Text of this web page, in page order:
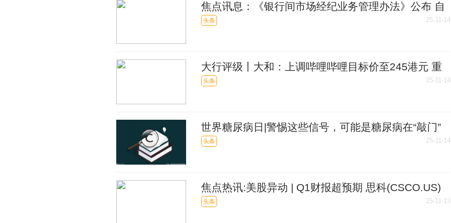
焦点讯息：《银行间市场经纪业务管理办法》公布 自
2026年1月1日起实施
头条 25-11-14
大行评级丨大和：上调哔哩哔哩目标价至245港元 重
申“买入”评级-今日观点
头条 25-11-14
世界糖尿病日|警惕这些信号，可能是糖尿病在“敲门”
前沿热点
头条 25-11-14
焦点热讯:美股异动 | Q1财报超预期 思科(CSCO.US)
盘前涨近7%
头条 25-11-13